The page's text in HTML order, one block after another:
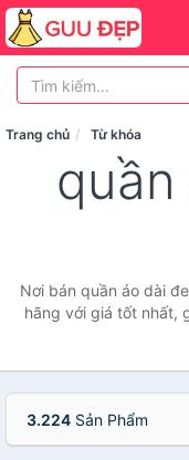
Trang chủ Từ khóa
Nơi bán quần áo dài
hãng với giá tốt nhất,
3.224 Sản Phẩm